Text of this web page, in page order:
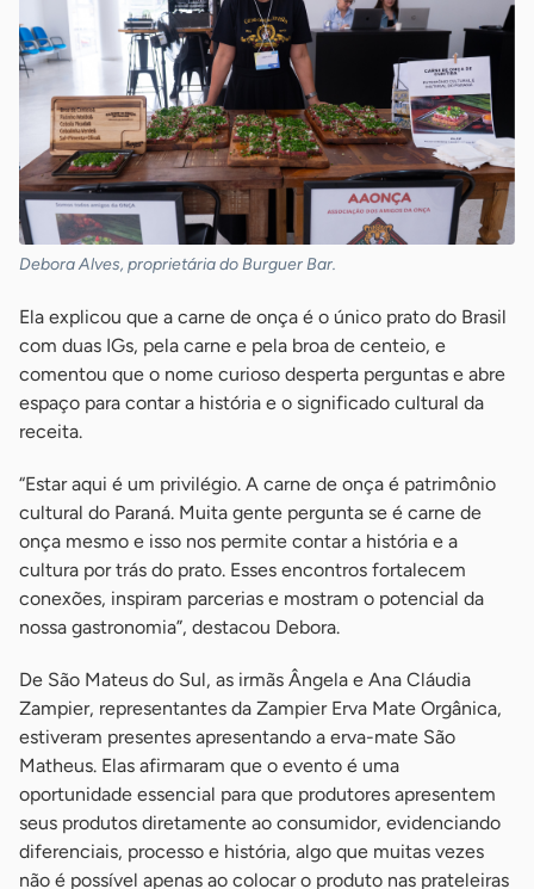
Debora Alves, proprietária do Burguer Bar.
Ela explicou que a carne de onça é o único prato do Brasil
com duas IGs, pela carne e pela broa de centeio, e
comentou que o nome curioso desperta perguntas e abre
espaço para contar a história e o significado cultural da
receita.
“Estar aqui é um privilégio. A carne de onça é patrimônio
cultural do Paraná. Muita gente pergunta se é carne de
onça mesmo e isso nos permite contar a história e a
cultura por trás do prato. Esses encontros fortalecem
conexões, inspiram parcerias e mostram o potencial da
nossa gastronomia”, destacou Debora.
De São Mateus do Sul, as irmãs Ângela e Ana Cláudia
Zampier, representantes da Zampier Erva Mate Orgânica,
estiveram presentes apresentando a erva-mate São
Matheus. Elas afirmaram que o evento é uma
oportunidade essencial para que produtores apresentem
seus produtos diretamente ao consumidor, evidenciando
diferenciais, processo e história, algo que muitas vezes
não é possível apenas ao colocar o produto nas prateleiras